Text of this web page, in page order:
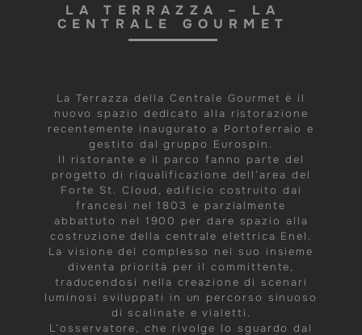
LA TERRAZZA – LA
CENTRALE GOURMET
La Terrazza della Centrale Gourmet è il
nuovo spazio dedicato alla ristorazione
recentemente inaugurato a Portoferraio e
gestito dal gruppo Eurospin.
Il ristorante e il parco fanno parte del
progetto di riqualificazione dell’area del
Forte St. Cloud, edificio costruito dai
francesi nel 1803 e parzialmente
abbattuto nel 1900 per dare spazio alla
costruzione della centrale elettrica Enel.
La visione del complesso nel suo insieme
diventa priorità per il committente,
traducendosi nella creazione di scenari
luminosi sviluppati in un percorso sinuoso
di scalinate e vialetti.
L’osservatore, che rivolge lo sguardo dal